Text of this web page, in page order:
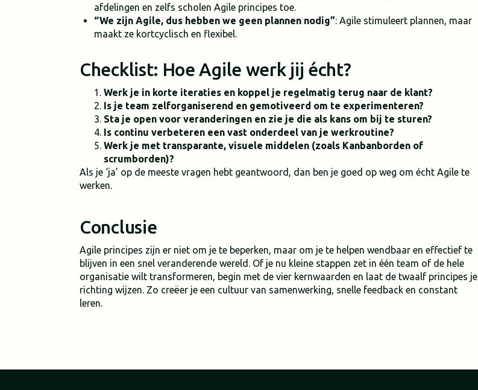
afdelingen en zelfs scholen Agile principes toe.
“We zijn Agile, dus hebben we geen plannen nodig”: Agile stimuleert plannen, maar
maakt ze kortcyclisch en flexibel.
Checklist: Hoe Agile werk jij écht?
Werk je in korte iteraties en koppel je regelmatig terug naar de klant?
Is je team zelforganiserend en gemotiveerd om te experimenteren?
Sta je open voor veranderingen en zie je die als kans om bij te sturen?
Is continu verbeteren een vast onderdeel van je werkroutine?
Werk je met transparante, visuele middelen (zoals Kanbanborden of
scrumborden)?
Als je ‘ja’ op de meeste vragen hebt geantwoord, dan ben je goed op weg om écht Agile te
werken.
Conclusie
Agile principes zijn er niet om je te beperken, maar om je te helpen wendbaar en effectief te
blijven in een snel veranderende wereld. Of je nu kleine stappen zet in één team of de hele
organisatie wilt transformeren, begin met de vier kernwaarden en laat de twaalf principes je
richting wijzen. Zo creëer je een cultuur van samenwerking, snelle feedback en constant
leren.